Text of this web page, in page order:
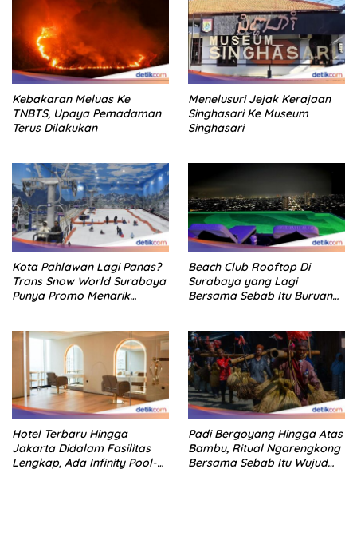
Kebakaran Meluas Ke
TNBTS, Upaya Pemadaman
Terus Dilakukan
Menelusuri Jejak Kerajaan
Singhasari Ke Museum
Singhasari
Kota Pahlawan Lagi Panas?
Trans Snow World Surabaya
Punya Promo Menarik
Beach Club Rooftop Di
Surabaya yang Lagi
Bersama Sebab Itu Buruan
Hotel Terbaru Hingga
Jakarta Didalam Fasilitas
Lengkap, Ada Infinity Pool-
Padi Bergoyang Hingga Atas
Bambu, Ritual Ngarengkong
Bersama Sebab Itu Wujud